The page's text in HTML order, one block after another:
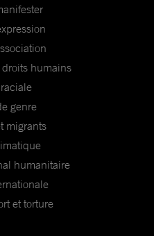
humains
genre
migrants
humanitaire
et torture